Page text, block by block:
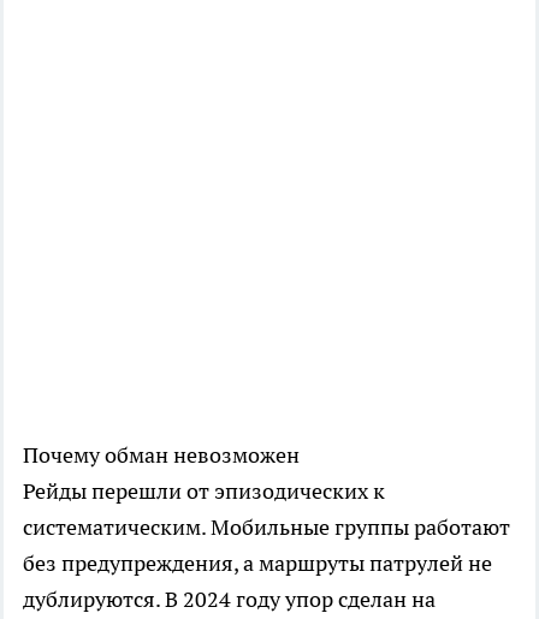
Почему обман невозможен
Рейды перешли от эпизодических к
систематическим. Мобильные группы работают
без предупреждения, а маршруты патрулей не
дублируются. В 2024 году упор сделан на